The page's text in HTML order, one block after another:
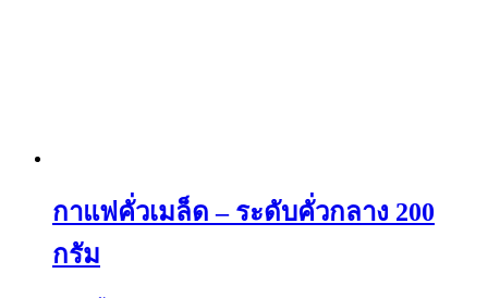
กาแฟคั่วเมล็ด – ระดับคั่วกลาง 200
กรัม